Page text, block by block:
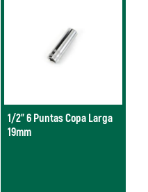
1/2" 6 Puntas Copa Larga
19mm